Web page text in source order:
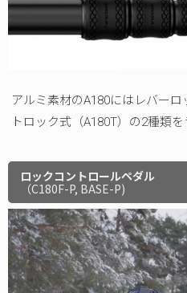
アルミ素材のA180にはレバーロ
トロック式（A180T）の2種類を
ロックコントロールペダル
（C180F-P, BASE-P)